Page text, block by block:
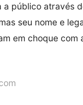
a público através
seu nome e
em choque com